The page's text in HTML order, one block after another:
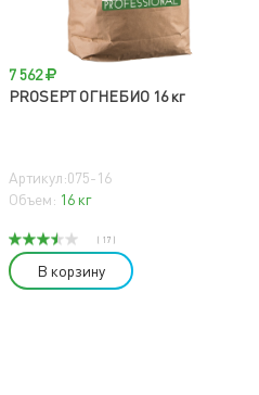
7 562
PROSEPT ОГНЕБИО 16 кг
Артикул:075-16
Объем: 16 кг
( 17 )
В корзину